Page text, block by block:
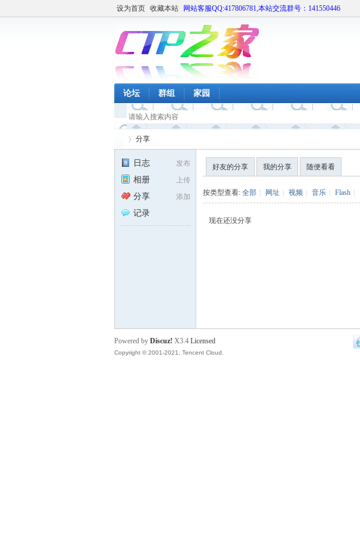
设为首页 收藏本站 网站客服QQ:417806781,本站交流群号：141550446
论坛 群组 家园
分享
发布
日志
上传
相册
添加
分享
记录
好友的分享 我的分享 随便看看
按类型查看: 全部 网址 视频 音乐 Flash
现在还没分享
Powered by Discuz! X3.4 Licensed
Copyright © 2001-2021, Tencent Cloud.